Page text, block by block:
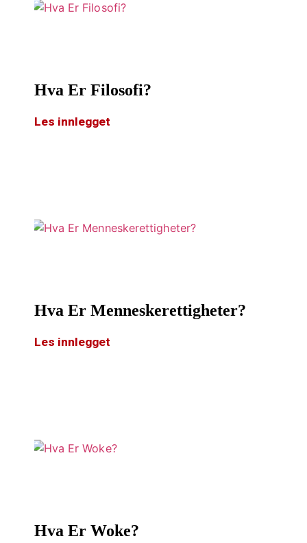
Hva Er Filosofi?
Les innlegget
Hva Er Menneskerettigheter?
Les innlegget
Hva Er Woke?